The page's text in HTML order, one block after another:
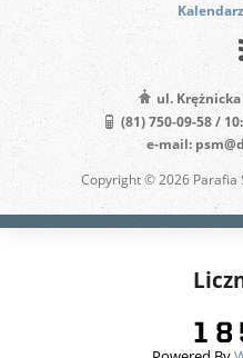
Kalendarz
ul.
(81) 750-09-58 /
e-mail:
Copyright © 2026 Parafia